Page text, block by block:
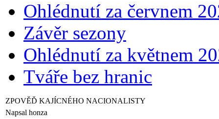
Ohlédnutí za červnem
Závěr sezony
Ohlédnutí za květnem
Tváře bez hranic
ZPOVĚĎ KAJÍCNÉHO NACIONALISTY
Napsal honza